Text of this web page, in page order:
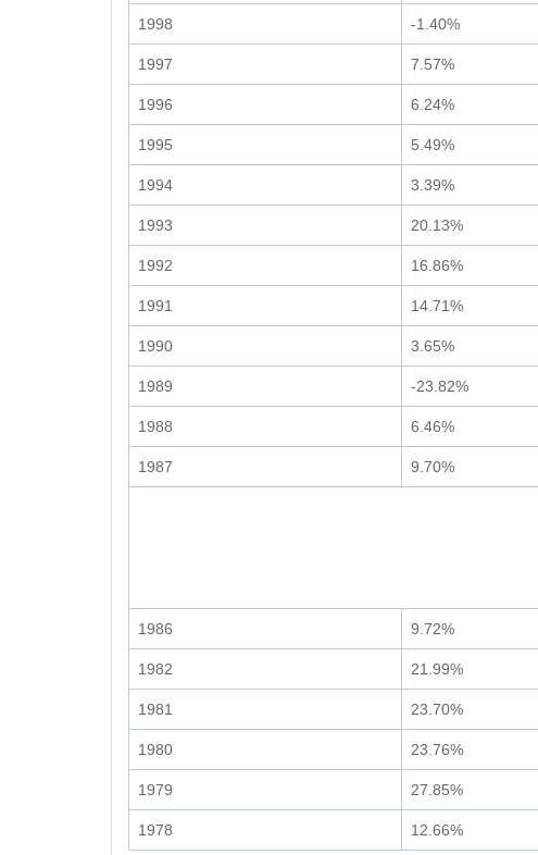
1998 -1.40%
1997 7.57%
1996 6.24%
1995 5.49%
1994 3.39%
1993 20.13%
1992 16.86%
1991 14.71%
1990 3.65%
1989 -23.82%
1988 6.46%
1987 9.70%
1986 9.72%
1982 21.99%
1981 23.70%
1980 23.76%
1979 27.85%
1978 12.66%